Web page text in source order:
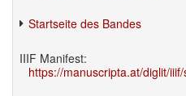
Startseite des Bandes
IIIF Manifest:
https://manuscripta.at/diglit/